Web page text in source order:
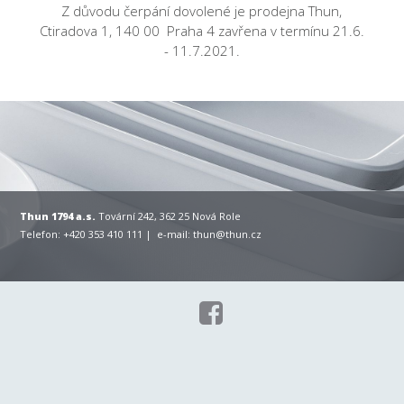
Z důvodu čerpání dovolené je prodejna Thun,
Ctiradova 1, 140 00 Praha 4 zavřena v termínu 21.6.
- 11.7.2021.
Thun 1794 a.s. Tovární 242, 362 25 Nová Role
Telefon: +420 353 410 111 | e-mail:thun@thun.cz